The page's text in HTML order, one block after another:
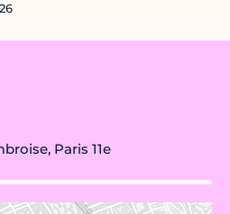
Paris 11e